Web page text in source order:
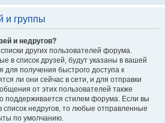
и группы
и недругов?
других пользователей форума.
в список друзей, будут указаны в вашей
для получения быстрого доступа к
ли они сейчас в сети, и для отправки
от этих пользователей также
поддерживается стилем форума. Если вы
список недругов, то любые отправленные
по умолчанию.